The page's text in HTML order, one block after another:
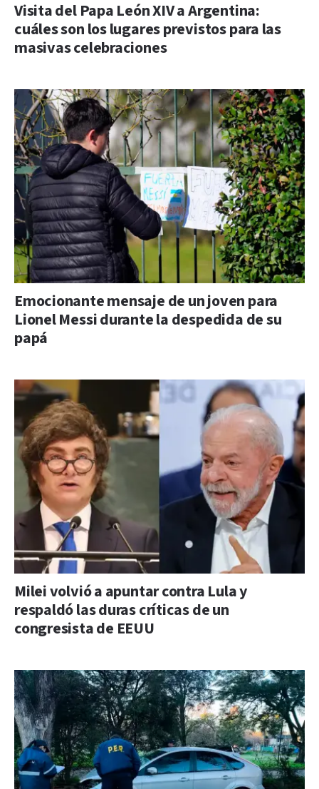
Visita del Papa León XIV a Argentina:
cuáles son los lugares previstos para las
masivas celebraciones
Emocionante mensaje de un joven para
Lionel Messi durante la despedida de su
papá
Milei volvió a apuntar contra Lula y
respaldó las duras críticas de un
congresista de EEUU